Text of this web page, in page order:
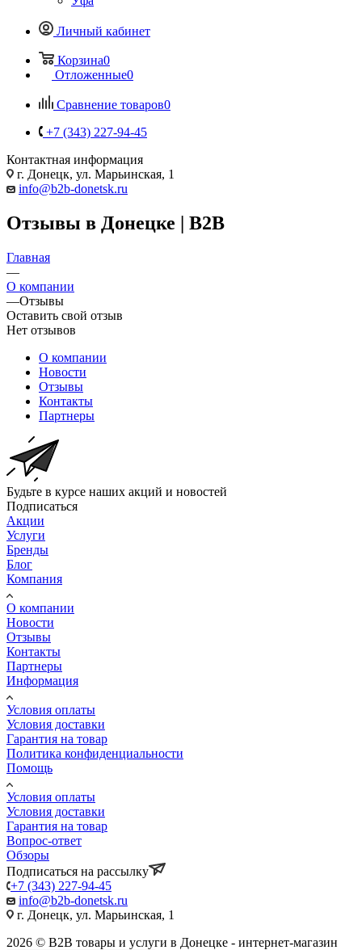
Личный кабинет
Корзина0
Отложенные0
Сравнение товаров0
+7 (343) 227-94-45
Контактная информация
г. Донецк, ул. Марьинская, 1
info@b2b-donetsk.ru
Отзывы в Донецке | B2B
Главная
—
О компании
—Отзывы
Оставить свой отзыв
Нет отзывов
О компании
Новости
Отзывы
Контакты
Партнеры
Будьте в курсе наших акций и новостей
Подписаться
Акции
Услуги
Бренды
Блог
Компания
О компании
Новости
Отзывы
Контакты
Партнеры
Информация
Условия оплаты
Условия доставки
Гарантия на товар
Политика конфиденциальности
Помощь
Условия оплаты
Условия доставки
Гарантия на товар
Вопрос-ответ
Обзоры
Подписаться на рассылку
+7 (343) 227-94-45
info@b2b-donetsk.ru
г. Донецк, ул. Марьинская, 1
2026 © B2B товары и услуги в Донецке - интернет-магазин